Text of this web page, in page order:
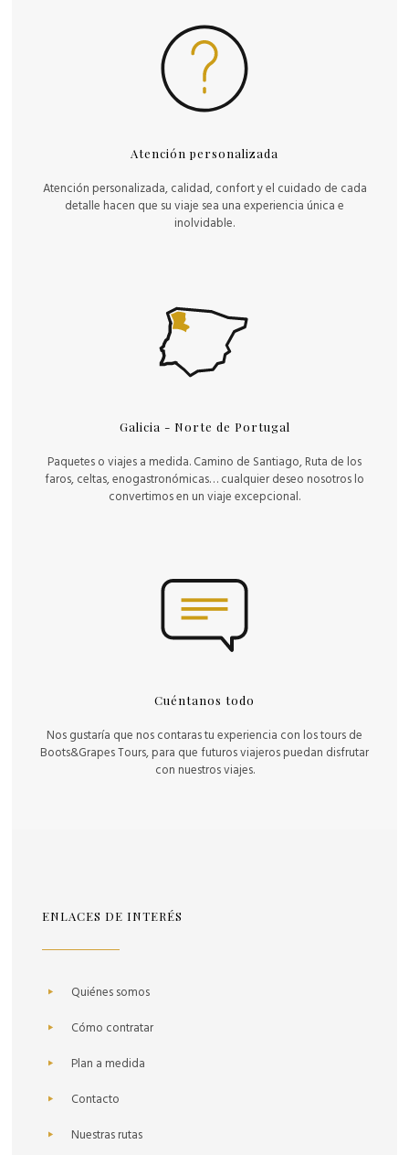
Atención personalizada
Atención personalizada, calidad, confort y el cuidado de cada
detalle hacen que su viaje sea una experiencia única e
inolvidable.
Galicia - Norte de Portugal
Paquetes o viajes a medida. Camino de Santiago, Ruta de los
faros, celtas, enogastronómicas… cualquier deseo nosotros lo
convertimos en un viaje excepcional.
Cuéntanos todo
Nos gustaría que nos contaras tu experiencia con los tours de
Boots&Grapes Tours, para que futuros viajeros puedan disfrutar
con nuestros viajes.
ENLACES DE INTERÉS
Quiénes somos
Cómo contratar
Plan a medida
Contacto
Nuestras rutas